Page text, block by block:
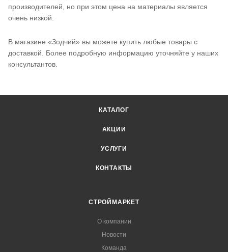
производителей, но при этом цена на материалы является
очень низкой.
В магазине «Зодчий» вы можете купить любые товары с
доставкой. Более подробную информацию уточняйте у наших
консультантов.
КАТАЛОГ
АКЦИИ
УСЛУГИ
КОНТАКТЫ
СТРОЙМАРКЕТ
О компании
Новости
Команда